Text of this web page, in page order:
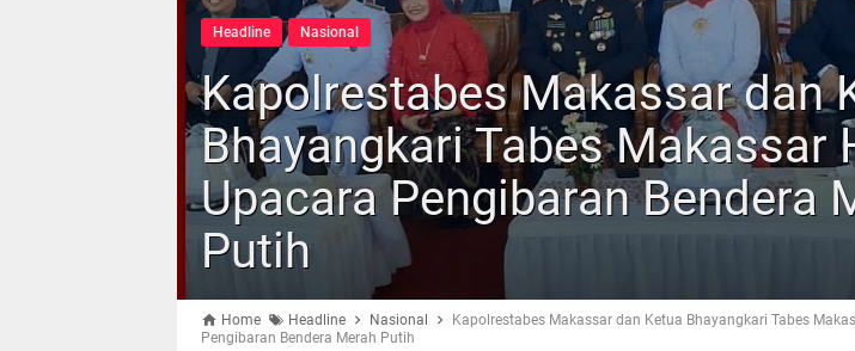
Headline Nasional
Kapolrestabes Makassar dan
Bhayangkari Tabes Makassar
Upacara Pengibaran Bendera
Putih
Home Headline Nasional
Kapolrestabes Makassar dan Ketua Bhayangkari Tabes
Pengibaran Bendera Merah Putih